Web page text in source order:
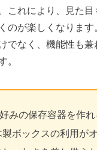
これにより、見た目
のが楽しくなりま
でなく、機能性も
。
みの保存容器を作れ
ボックスの利用が